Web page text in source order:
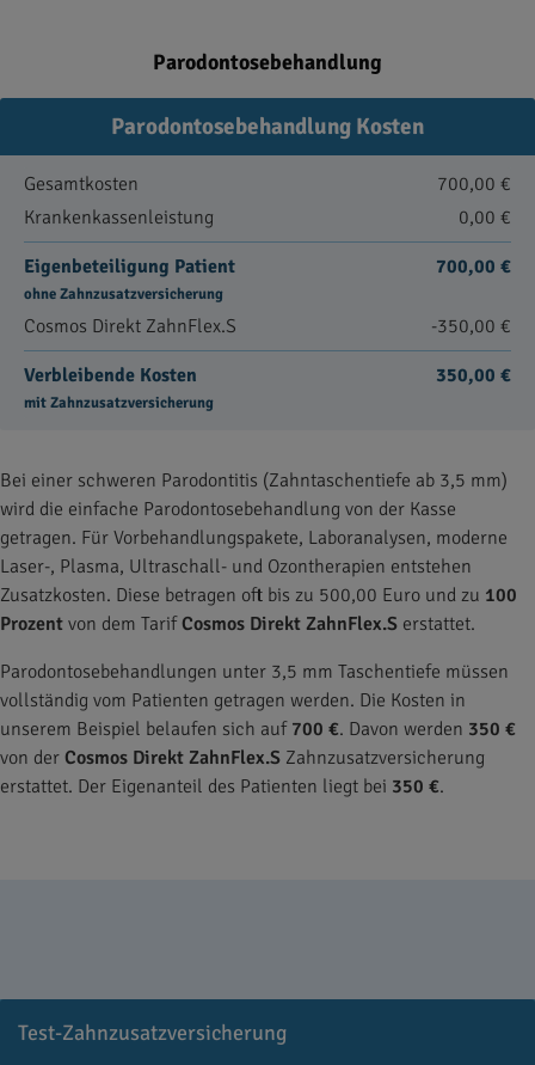
Parodontosebehandlung
Parodontosebehandlung Kosten
Gesamtkosten
700,00 €
Krankenkassenleistung
0,00 €
Eigenbeteiligung Patient
ohne Zahnzusatzversicherung
700,00 €
Cosmos Direkt ZahnFlex.S -350,00 €
Verbleibende Kosten
mit Zahnzusatzversicherung
350,00 €
Bei einer schweren Parodontitis (Zahntaschentiefe ab 3,5 mm)
wird die einfache Parodontosebehandlung von der Kasse
getragen. Für Vorbehandlungspakete, Laboranalysen, moderne
Laser-, Plasma, Ultraschall- und Ozontherapien entstehen
Zusatzkosten. Diese betragen oft bis zu 500,00 Euro und zu 100
Prozent von dem TarifCosmos Direkt ZahnFlex.S erstattet.
Parodontosebehandlungen unter 3,5 mm Taschentiefe müssen
vollständig vom Patienten getragen werden. Die Kosten in
unserem Beispiel belaufen sich auf 700 €. Davon werden 350 €
von der Cosmos Direkt ZahnFlex.S Zahnzusatzversicherung
erstattet. Der Eigenanteil des Patienten liegt bei 350 €.
Test-Zahnzusatzversicherung